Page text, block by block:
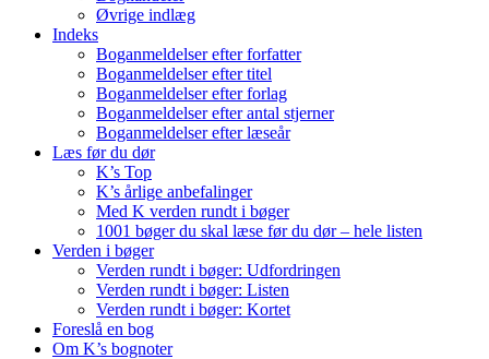
Øvrige indlæg
Indeks
Boganmeldelser efter forfatter
Boganmeldelser efter titel
Boganmeldelser efter forlag
Boganmeldelser efter antal stjerner
Boganmeldelser efter læseår
Læs før du dør
K’s Top
K’s årlige anbefalinger
Med K verden rundt i bøger
1001 bøger du skal læse før du dør – hele listen
Verden i bøger
Verden rundt i bøger: Udfordringen
Verden rundt i bøger: Listen
Verden rundt i bøger: Kortet
Foreslå en bog
Om K’s bognoter